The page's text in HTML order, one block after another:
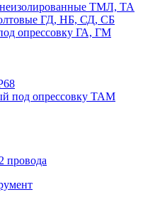
ТМЛ, ТА
ГД, НБ, СД, СБ
опрессовку ГА, ГМ
под опрессовку ТАМ